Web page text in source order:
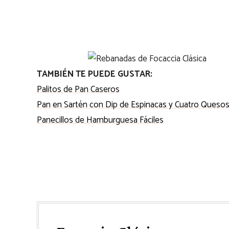
TAMBIÉN TE PUEDE GUSTAR:
Palitos de Pan Caseros
Pan en Sartén con Dip de Espinacas y Cuatro Quesos
Panecillos de Hamburguesa Fáciles